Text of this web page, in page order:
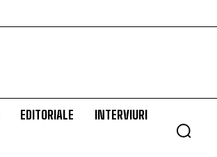
EDITORIALE INTERVIURI